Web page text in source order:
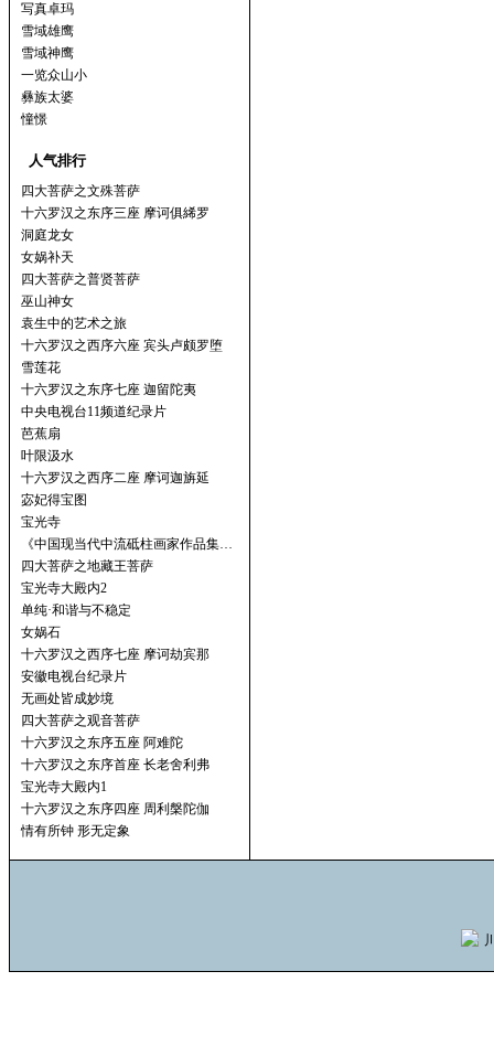
写真卓玛
雪域雄鹰
雪域神鹰
一览众山小
彝族太婆
憧憬
人气排行
四大菩萨之文殊菩萨
十六罗汉之东序三座 摩诃俱絺罗
洞庭龙女
女娲补天
四大菩萨之普贤菩萨
巫山神女
袁生中的艺术之旅
十六罗汉之西序六座 宾头卢颇罗堕
雪莲花
十六罗汉之东序七座 迦留陀夷
中央电视台11频道纪录片
芭蕉扇
叶限汲水
十六罗汉之西序二座 摩诃迦旃延
宓妃得宝图
宝光寺
《中国现当代中流砥柱画家作品集…
四大菩萨之地藏王菩萨
宝光寺大殿内2
单纯·和谐与不稳定
女娲石
十六罗汉之西序七座 摩诃劫宾那
安徽电视台纪录片
无画处皆成妙境
四大菩萨之观音菩萨
十六罗汉之东序五座 阿难陀
十六罗汉之东序首座 长老舍利弗
宝光寺大殿内1
十六罗汉之东序四座 周利槃陀伽
情有所钟 形无定象